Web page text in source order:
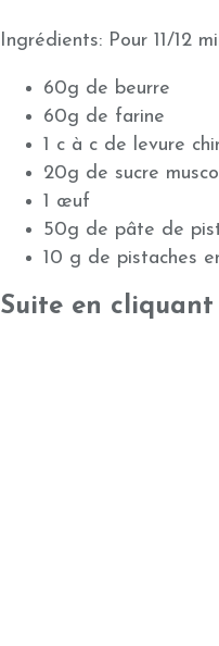
Ingrédients: Pour 11/12
60g de beurre
60g de farine
1 c à c de levure
20g de sucre
1 œuf
50g de pâte de
10 g de pistaches
Suite en cliquant